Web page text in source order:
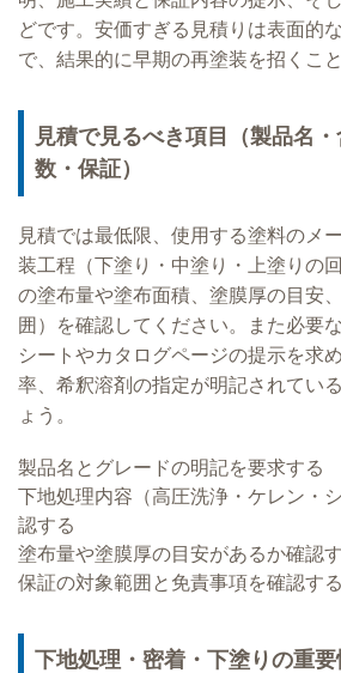
どです。安価すぎる見積りは表面的
で、結果的に早期の再塗装を招くこ
見積で見るべき項目（製品名
数・保証）
見積では最低限、使用する塗料のメ
装工程（下塗り・中塗り・上塗りの
の塗布量や塗布面積、塗膜厚の目安
囲）を確認してください。また必要
シートやカタログページの提示を求
率、希釈溶剤の指定が明記されてい
ょう。
製品名とグレードの明記を要求する
下地処理内容（高圧洗浄・ケレン・
認する
塗布量や塗膜厚の目安があるか確認
保証の対象範囲と免責事項を確認する
下地処理・密着・下塗りの重